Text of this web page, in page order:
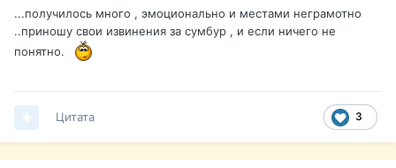
...получилось много , эмоционально и местами неграмотно
..приношу свои извинения за сумбур , и если ничего не
понятно.
3
Цитата